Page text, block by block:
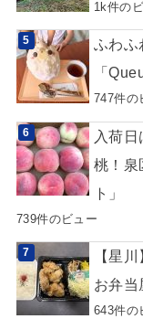
1k件の
ふわふ
「
747件の
入荷
桃！泉
ト」
739件のビュー
【星
お弁当
643件の